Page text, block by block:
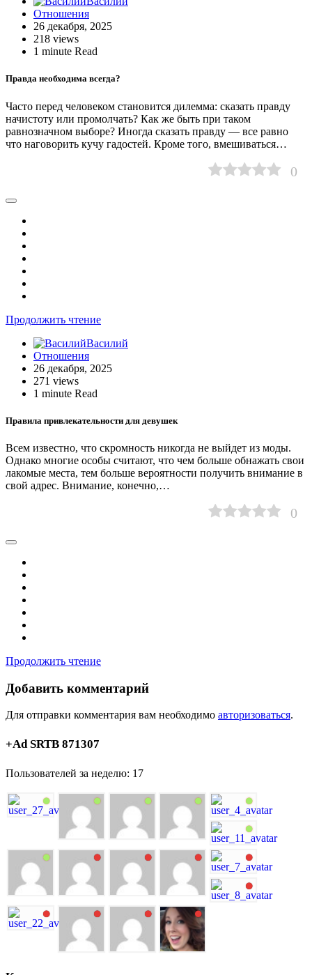
Отношения
26 декабря, 2025
218 views
1 minute Read
Правда необходима всегда?
Часто перед человеком становится дилемма: сказать правду
начистоту или промолчать? Как же быть при таком
равнозначном выборе? Иногда сказать правду — все равно
что наговорить кучу гадостей. Кроме того, вмешиваться…
0
Продолжить чтение
Василий
Отношения
26 декабря, 2025
271 views
1 minute Read
Правила привлекательности для девушек
Всем известно, что скромность никогда не выйдет из моды.
Однако многие особы считают, что чем больше обнажать свои
лакомые места, тем больше вероятности получить внимание в
свой адрес. Внимание, конечно,…
0
Продолжить чтение
Добавить комментарий
Для отправки комментария вам необходимо авторизоваться.
+Ad SRTB 871307
Пользователей за неделю: 17